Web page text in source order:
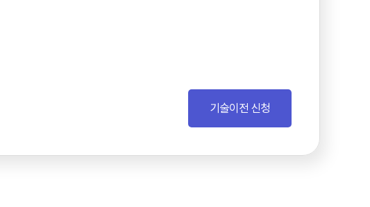
기술이전 신청